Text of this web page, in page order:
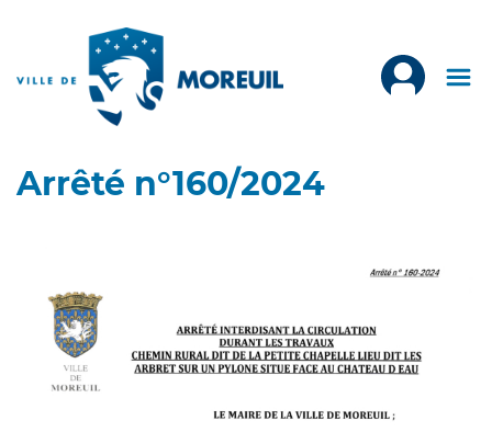
Arrêté n°160/2024